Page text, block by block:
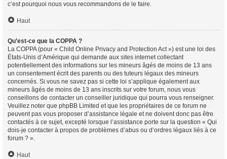
c’est pourquoi nous vous recommandons de le faire.
Haut
Qu’est-ce que la COPPA ?
La COPPA (pour « Child Online Privacy and Protection Act ») est une loi des
États-Unis d’Amérique qui demande aux sites internet collectant
potentiellement des informations sur les mineurs âgés de moins de 13 ans
un consentement écrit des parents ou des tuteurs légaux des mineurs
concernés. Si vous ne savez pas si cette loi s’applique également aux
mineurs âgés de moins de 13 ans inscrits sur votre forum, nous vous
conseillons de contacter un conseiller juridique qui pourra vous renseigner.
Veuillez noter que phpBB Limited et que les propriétaires de ce forum ne
peuvent pas vous proposer d’assistance légale et ne doivent donc pas être
contactés à ce sujet, excepté lorsque l’assistance porte sur la question « Qui
dois-je contacter à propos de problèmes d’abus ou d’ordres légaux liés à ce
forum ? ».
Haut